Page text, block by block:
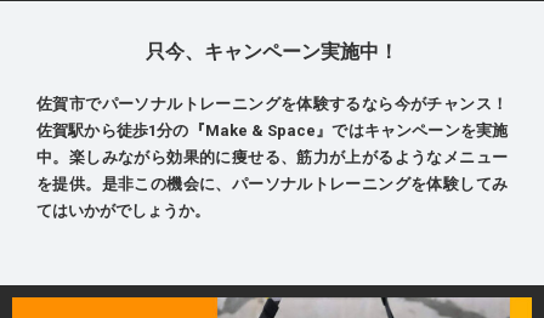
只今、キャンペーン実施中！
佐賀市でパーソナルトレーニングを体験するなら今がチャンス！
佐賀駅から徒歩1分の『Make & Space』ではキャンペーンを実施
中。楽しみながら効果的に痩せる、筋力が上がるようなメニュー
を提供。是非この機会に、パーソナルトレーニングを体験してみ
てはいかがでしょうか。